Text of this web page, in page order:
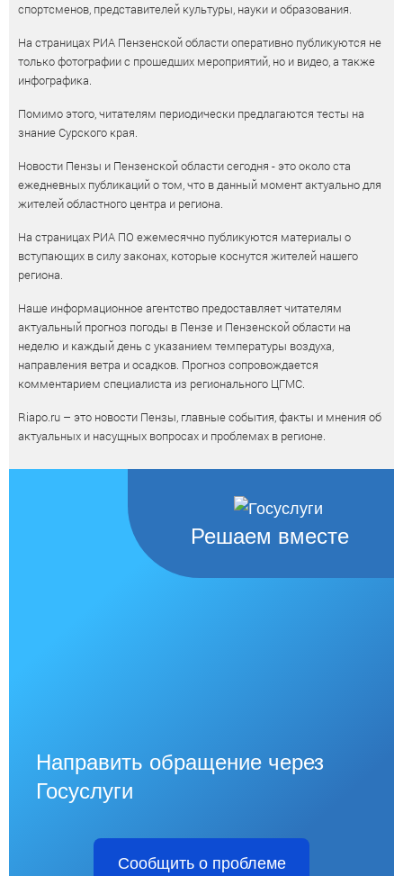
спортсменов, представителей культуры, науки и образования.
На страницах РИА Пензенской области оперативно публикуются не
только фотографии с прошедших мероприятий, но и видео, а также
инфографика.
Помимо этого, читателям периодически предлагаются тесты на
знание Сурского края.
Новости Пензы и Пензенской области сегодня - это около ста
ежедневных публикаций о том, что в данный момент актуально для
жителей областного центра и региона.
На страницах РИА ПО ежемесячно публикуются материалы о
вступающих в силу законах, которые коснутся жителей нашего
региона.
Наше информационное агентство предоставляет читателям
актуальный прогноз погоды в Пензе и Пензенской области на
неделю и каждый день с указанием температуры воздуха,
направления ветра и осадков. Прогноз сопровождается
комментарием специалиста из регионального ЦГМС.
Riapo.ru – это новости Пензы, главные события, факты и мнения об
актуальных и насущных вопросах и проблемах в регионе.
Решаем вместе
Направить обращение через
Госуслуги
Сообщить о проблеме